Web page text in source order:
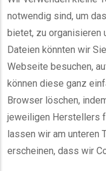
notwendig sind, um
bietet, zu organisieren
Dateien könnten wir
Webseite besuchen,
können diese ganz
Browser löschen,
jeweiligen Herstellers
lassen wir am unteren
erscheinen, dass wir